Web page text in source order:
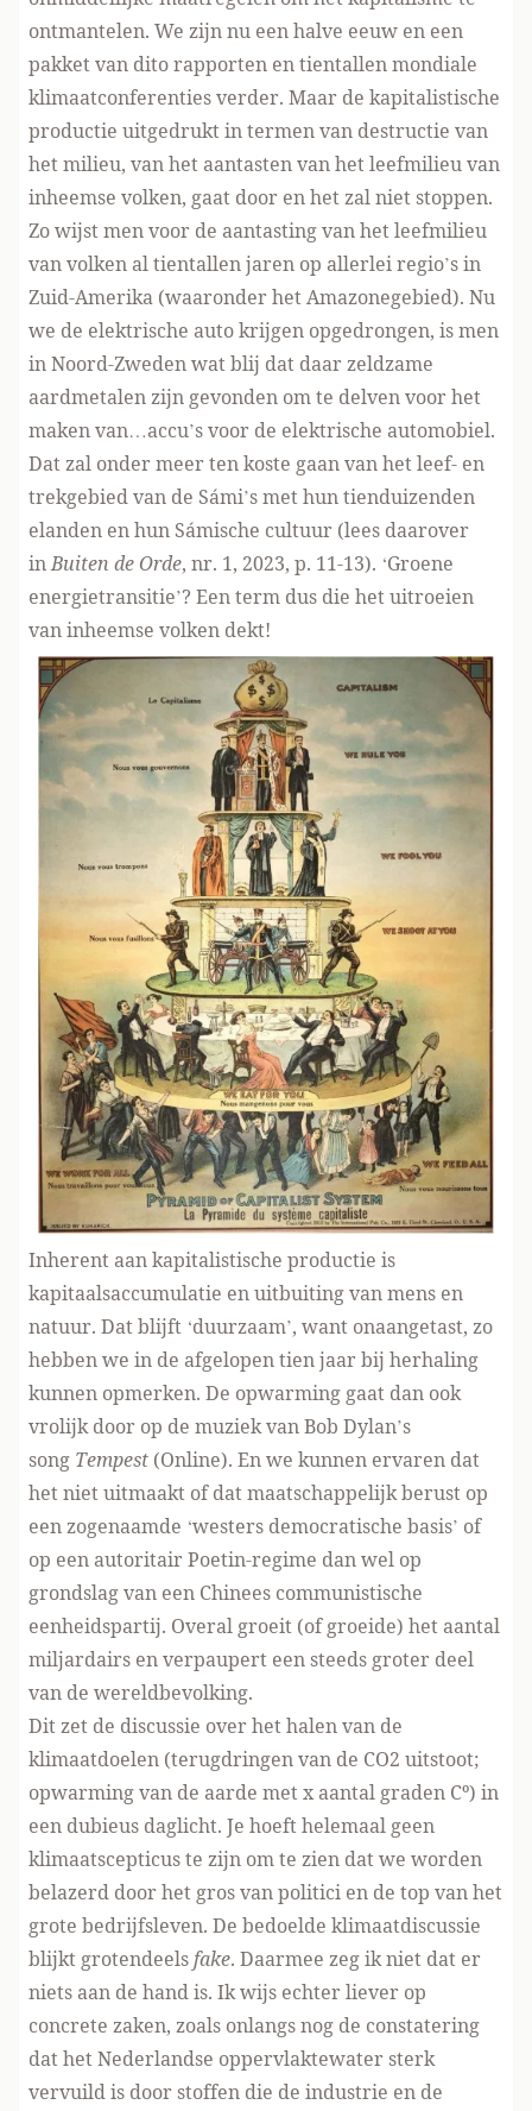
ontmantelen. We zijn nu een halve eeuw en een
pakket van dito rapporten en tientallen mondiale
klimaatconferenties verder. Maar de kapitalistische
productie uitgedrukt in termen van destructie van
het milieu, van het aantasten van het leefmilieu van
inheemse volken, gaat door en het zal niet stoppen.
Zo wijst men voor de aantasting van het leefmilieu
van volken al tientallen jaren op allerlei regio’s in
Zuid-Amerika (waaronder het Amazonegebied). Nu
we de elektrische auto krijgen opgedrongen, is men
in Noord-Zweden wat blij dat daar zeldzame
aardmetalen zijn gevonden om te delven voor het
maken van…accu’s voor de elektrische automobiel.
Dat zal onder meer ten koste gaan van het leef- en
trekgebied van de Sámi’s met hun tienduizenden
elanden en hun Sámische cultuur (lees daarover
inBuiten de Orde, nr. 1, 2023, p. 11-13). ‘Groene
energietransitie’? Een term dus die het uitroeien
van inheemse volken dekt!
Inherent aan kapitalistische productie is
kapitaalsaccumulatie en uitbuiting van mens en
natuur. Dat blijft ‘duurzaam’, want onaangetast, zo
hebben we in de afgelopen tien jaar bij herhaling
kunnen opmerken. De opwarming gaat dan ook
vrolijk door op de muziek van Bob Dylan’s
song Tempest (Online). En we kunnen ervaren dat
het niet uitmaakt of dat maatschappelijk berust op
een zogenaamde ‘westers democratische basis’ of
op een autoritair Poetin-regime dan wel op
grondslag van een Chinees communistische
eenheidspartij. Overal groeit (of groeide) het aantal
miljardairs en verpaupert een steeds groter deel
van de wereldbevolking.
Dit zet de discussie over het halen van de
klimaatdoelen (terugdringen van de CO2 uitstoot;
opwarming van de aarde met x aantal graden Cº) in
een dubieus daglicht. Je hoeft helemaal geen
klimaatscepticus te zijn om te zien dat we worden
belazerd door het gros van politici en de top van het
grote bedrijfsleven. De bedoelde klimaatdiscussie
blijkt grotendeelsfake. Daarmee zeg ik niet dat er
niets aan de hand is. Ik wijs echter liever op
concrete zaken, zoals onlangs nog de constatering
dat het Nederlandse oppervlaktewater sterk
vervuild is door stoffen die de industrie en de